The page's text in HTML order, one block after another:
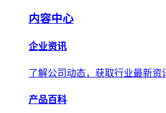
内容中心
企业资讯
了解公司动态，获取行业最新资
产品百科